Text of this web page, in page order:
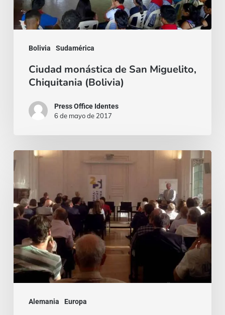
Bolivia Sudamérica
Ciudad monástica de San Miguelito,
Chiquitania (Bolivia)
Press Office Identes
6 de mayo de 2017
Alemania Europa
“Qué
es
lo
que
nos
une
en
la
sociedad?